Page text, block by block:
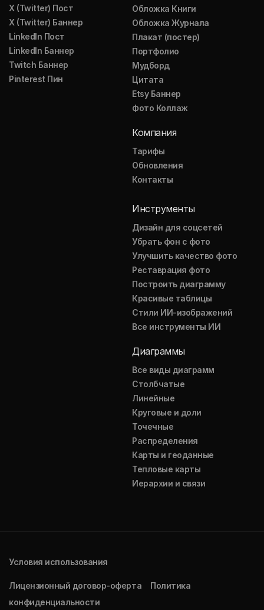
X (Twitter) Пост
X (Twitter) Баннер
LinkedIn Пост
LinkedIn Баннер
Twitch Баннер
Pinterest Пин
Обложка Книги
Обложка Журнала
Плакат (постер)
Портфолио
Мудборд
Цитата
Etsy Баннер
Фото Коллаж
Компания
Тарифы
Обновления
Контакты
Инструменты
Дизайн для соцсетей
Убрать фон с фото
Улучшить качество фото
Реставрация фото
Построить диаграмму
Красивые таблицы
Стили ИИ-изображений
Все инструменты ИИ
Диаграммы
Все виды диаграмм
Столбчатые
Линейные
Круговые и доли
Точечные
Распределения
Карты и геоданные
Тепловые карты
Иерархии и связи
Условия использования
Лицензионный договор-оферта
Политика
конфиденциальности